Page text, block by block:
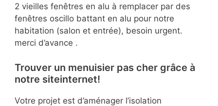
2 vieilles fenêtres en alu à remplacer par des
fenêtres oscillo battant en alu pour notre
habitation (salon et entrée), besoin urgent.
merci d’avance .
Trouver un menuisier pas cher grâce à
notre siteinternet!
Votre projet est d’aménager l’isolation